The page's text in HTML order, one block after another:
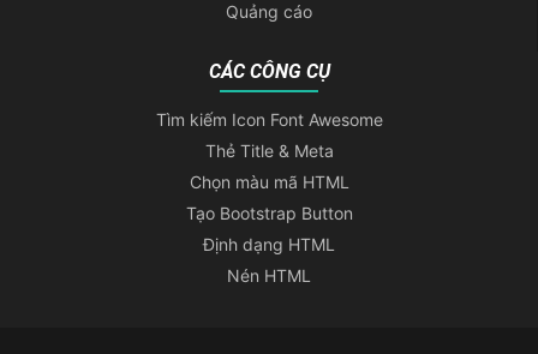
Quảng cáo
CÁC CÔNG CỤ
Tìm kiếm Icon Font Awesome
Thẻ Title & Meta
Chọn màu mã HTML
Tạo Bootstrap Button
Định dạng HTML
Nén HTML